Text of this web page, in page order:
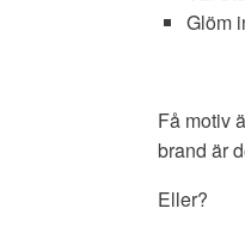
Glöm
Få motiv
brand är
Eller?